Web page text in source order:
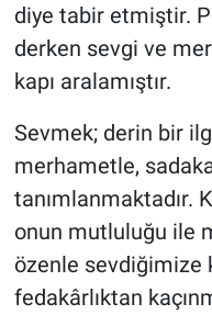
diye tabir etmiştir.
derken sevgi ve
kapı aralamıştır.
Sevmek; derin bir
merhametle,
tanımlanmaktadır.
onun mutluluğu ile
özenle sevdiğimize
fedakârlıktan